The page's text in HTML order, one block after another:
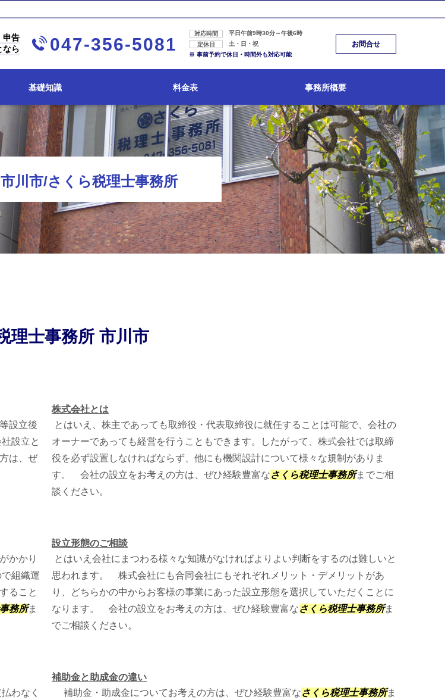
申告
なら
047-356-5081
対応時間
平日午前9時30分～午後6時
定休日
土・日・祝
※ 事前予約で休日・時間外も対応可能
お問合せ
基礎知識 料金表 事務所概要
川市/さくら税理士事務所
理士事務所 市川市
設立後
設立と
は、ぜ
株式会社とは
とはいえ、株主であっても取締役・代表取締役に就任することは可能で、会社の
オーナーであっても経営を行うこともできます。したがって、株式会社では取締
役を必ず設置しなければならず、他にも機関設計について様々な規制がありま
す。 会社の設立をお考えの方は、ぜひ経験豊富なさくら税理士事務所までご相
談ください。
かかり
組織運
ること
務所ま
設立形態のご相談
とはいえ会社にまつわる様々な知識がなければよりよい判断をするのは難しいと
思われます。 株式会社にも合同会社にもそれぞれメリット・デメリットがあ
り、どちらかの中からお客様の事業にあった設立形態を選択していただくことに
なります。 会社の設立をお考えの方は、ぜひ経験豊富なさくら税理士事務所ま
でご相談ください。
わなく
補助金と助成金の違い
補助金・助成金についてお考えの方は、ぜひ経験豊富なさくら税理士事務所ま